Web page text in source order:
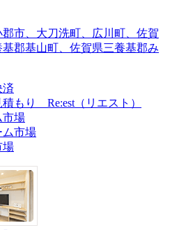
市、大刀洗町、広川町、佐賀
郡基山町、佐賀県三養基郡み